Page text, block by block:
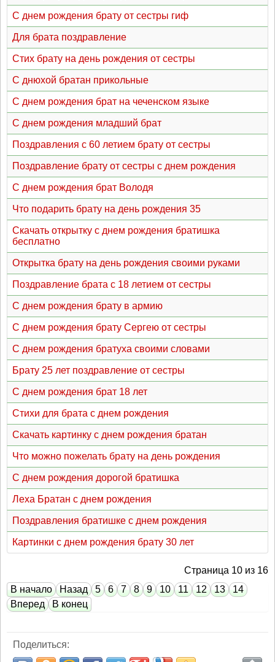
С днем рождения брату от сестры гиф
Для брата поздравление
Стих брату на день рождения от сестры
С днюхой братан прикольные
С днем рождения брат на чеченском языке
С днем рождения младший брат
Поздравления с 60 летием брату от сестры
Поздравление брату от сестры с днем рождения
С днем рождения брат Володя
Что подарить брату на день рождения 35
Скачать открытку с днем рождения братишка
бесплатно
Открытка брату на день рождения своими руками
Поздравление брата с 18 летием от сестры
С днем рождения брату в армию
С днем рождения брату Сергею от сестры
С днем рождения братуха своими словами
Брату 25 лет поздравление от сестры
С днем рождения брат 18 лет
Стихи для брата с днем рождения
Скачать картинку с днем рождения братан
Что можно пожелать брату на день рождения
С днем рождения дорогой братишка
Леха Братан с днем рождения
Поздравления братишке с днем рождения
Картинки с днем рождения брату 30 лет
Страница 10 из 16
В начало
Назад 5 6 7 8 9 10 11 12 13
14
Вперед
В конец
Поделиться: